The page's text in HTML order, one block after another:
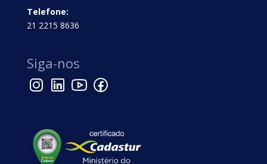
Telefone:
21 2215 8636
Siga-nos